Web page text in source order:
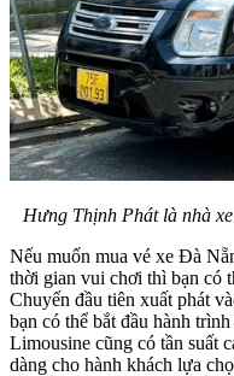
Hưng Thịnh Phát là nhà
Nếu muốn mua vé xe Đà
thời gian vui chơi thì bạn có
Chuyến đầu tiên xuất phát
bạn có thể bắt đầu hành
Limousine cũng có tần suất
dàng cho hành khách lựa